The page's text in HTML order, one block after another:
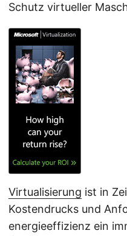
Schutz virtueller
Virtualisierung ist in
Kostendrucks und
energieeffizienz ein